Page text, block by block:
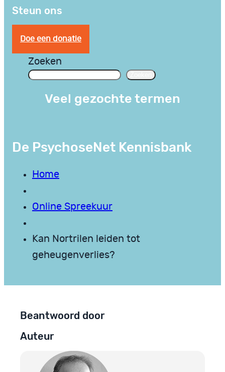
Steun ons
Doe een donatie
Zoeken
Veel gezochte termen
De PsychoseNet Kennisbank
Home
Online Spreekuur
Kan Nortrilen leiden tot
geheugenverlies?
Beantwoord door
Auteur